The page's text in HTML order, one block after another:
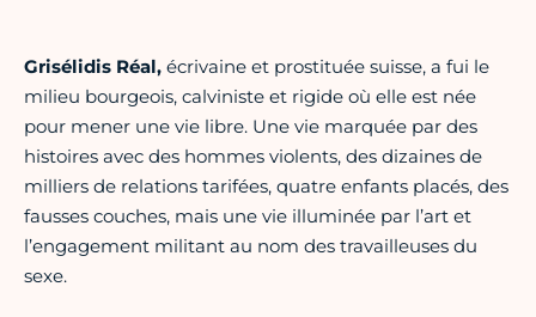
Grisélidis Réal, écrivaine et prostituée suisse, a fui le
milieu bourgeois, calviniste et rigide où elle est née
pour mener une vie libre. Une vie marquée par des
histoires avec des hommes violents, des dizaines de
milliers de relations tarifées, quatre enfants placés, des
fausses couches, mais une vie illuminée par l’art et
l’engagement militant au nom des travailleuses du
sexe.